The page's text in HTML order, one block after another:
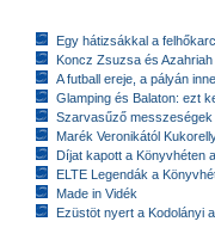
Egy hátizsákkal a
Koncz Zsuzsa és
A futball ereje, a pályán
Glamping és Balaton: ezt
Szarvasűző messzeségek
Marék Veronikától
Díjat kapott a Könyvhéten
ELTE Legendák a
Made in Vidék
Ezüstöt nyert a Kodolányi